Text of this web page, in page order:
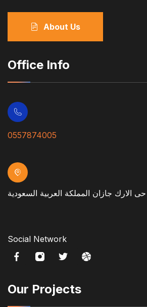
About Us
Office Info
0557874005
حى الارك جازان المملكة العربية السعودية
Social Network
Our Projects